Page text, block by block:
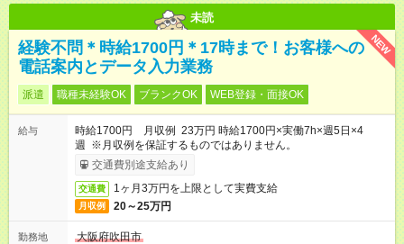
未読
NEW
経験不問＊時給1700円＊17時まで！お客様への
電話案内とデータ入力業務
派遣 職種未経験OK ブランクOK WEB登録・面接OK
給与
時給1700円 月収例 23万円 時給1700円×実働7h×週5日×4
週 ※月収例を保証するものではありません。
交通費別途支給あり
交通費 1ヶ月3万円を上限として実費支給
月収例 20～25万円
勤務地
大阪府吹田市